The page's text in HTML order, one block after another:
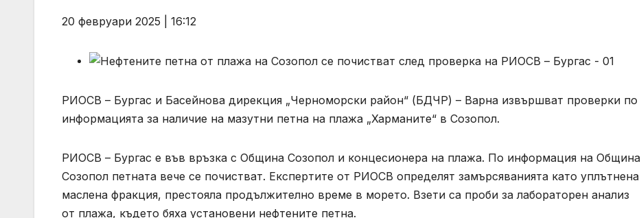
20 февруари 2025 | 16:12
РИОСВ – Бургас и Басейнова дирекция „Черноморски район“ (БДЧР) – Варна извършват проверки по
информацията за наличие на мазутни петна на плажа „Харманите“ в Созопол.
РИОСВ – Бургас е във връзка с Община Созопол и концесионера на плажа. По информация на Община
Созопол петната вече се почистват. Експертите от РИОСВ определят замърсяванията като уплътнена
маслена фракция, престояла продължително време в морето. Взети са проби за лабораторен анализ
от плажа, където бяха установени нефтените петна.